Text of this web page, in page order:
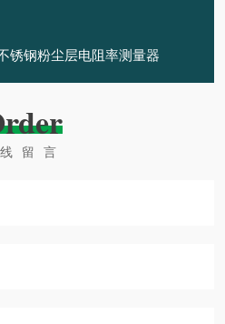
锈钢粉尘层电阻率测量器
留言